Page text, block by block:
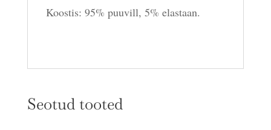
Koostis: 95% puuvill, 5% elastaan.
Seotud tooted